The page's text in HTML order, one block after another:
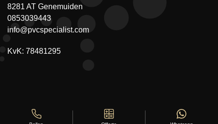
8281 AT Genemuiden
0853039443
info@pvcspecialist.com
KvK: 78481295